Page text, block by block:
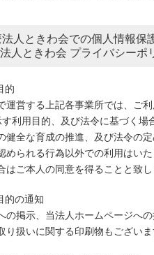
法人ときわ会での個人情報保
人ときわ会 プライバシーポ
的
運営する上記各事業所では、ご
利用目的、及び法令に基づく場
健全な育成の推進、及び法令の
められる行為以外での利用はい
はご本人の同意を得ることと致し
的の通知
の掲示、当法人ホームページへ
り扱いに関する印刷物もござい